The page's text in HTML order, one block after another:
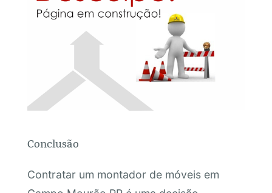
Conclusão
Contratar um montador de móveis em